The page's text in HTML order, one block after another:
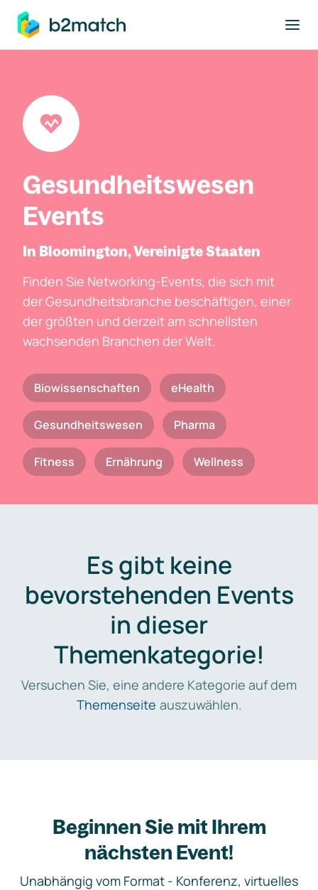
springen
Gesundheitswesen
Events
In Bloomington, Vereinigte Staaten
Finden Sie Networking-Events, die sich mit
der Gesundheitsbranche beschäftigen, einer
der größten und derzeit am schnellsten
wachsenden Branchen der Welt.
Biowissenschaften eHealth
Gesundheitswesen Pharma
Fitness Ernährung Wellness
Es gibt keine
bevorstehenden Events
in dieser
Themenkategorie!
Versuchen Sie, eine andere Kategorie auf dem
Themenseite auszuwählen.
Beginnen Sie mit Ihrem
nächsten Event!
Unabhängig vom Format - Konferenz, virtuelles